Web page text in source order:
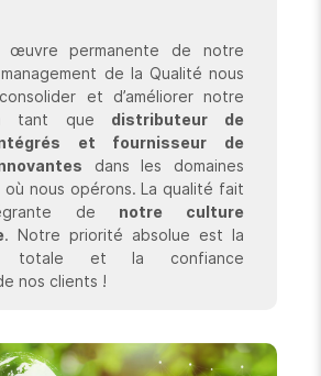
œuvre permanente de notre
de la Qualité nous
et d’améliorer notre
tant que distributeur de
et fournisseur de
dans les domaines
nous opérons. La qualité fait
de notre culture
. Notre priorité absolue est la
totale et la confiance
nos clients !